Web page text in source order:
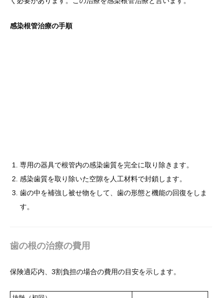
感染根管治療の手順
専用の器具で根管内の感染歯質を完全に取り除きます。
感染歯質を取り除いた空隙を人工材料で封鎖します。
歯の中を補強し被せ物をして、歯の形態と機能の回復をしま
す。
歯の根の治療の費用
保険適応内、3割負担の場合の費用の目安を示します。